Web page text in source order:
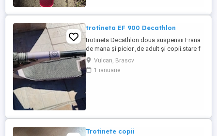
trotineta EF 900 Decathlon
trotineta Decathlon doua suspensii Frana
de mana și picior ,de adult și copii.stare f
bunaVulcan, Brasov
1 ianuarie
Trotinete copii